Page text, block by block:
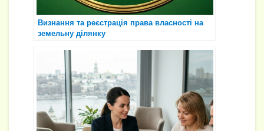
Визнання та реєстрація права власності на
земельну ділянку